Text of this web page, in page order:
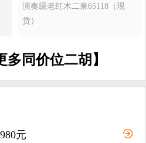
演奏级老红木二泉65118（现
货）
多同价位二胡】
元